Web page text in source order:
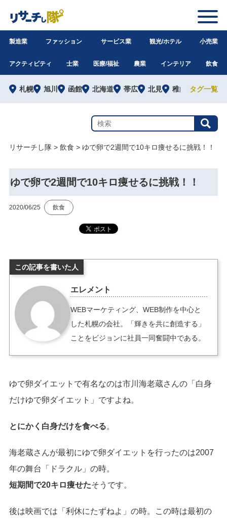
製造業 ファッション サービス業 観光/ホテル 小売業
アクティビティ 士業 医療/福祉 農業 インテリア 飲食
札幌 旭川 函館 帯広 北見 稚内
北海道 道外
タグ一覧
リサーチし隊 > 飲食 > ゆで卵で2週間で10キロ痩せるに挑戦！！
ゆで卵で2週間で10キロ痩せるに挑戦！！
2020/06/25 飲食
この記事を書いた人
エレメント
WEBマーケティング、WEB制作を中心と
した札幌の会社。「輝きを共に創造する」
ことをビジョンに社員一同奮闘中である。
ゆで卵ダイエットで有名なのは市川海老蔵さんの「白身
だけゆで卵ダイエット」ですよね。
とにかく白身だけを食べる。
海老蔵さんが最初にゆで卵ダイエットを行ったのは2007
年の舞台「ドラクル」の時。
短期間で20キロ痩せたそうです。
後は映画では「利休にたずねよ」の時。この時は最初の